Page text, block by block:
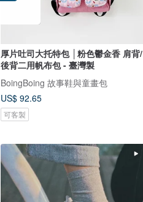
厚片吐司大托特包 │粉色鬱金香 肩背/
後背二用帆布包 - 臺灣製
BoingBoing 故事鞋與童畫包
US$ 92.65
可客製